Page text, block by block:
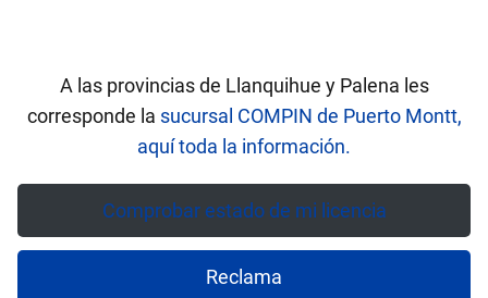
A las provincias de Llanquihue y Palena les
corresponde la sucursal COMPIN de Puerto Montt,
aquí toda la información.
Comprobar estado de mi licencia
Reclama